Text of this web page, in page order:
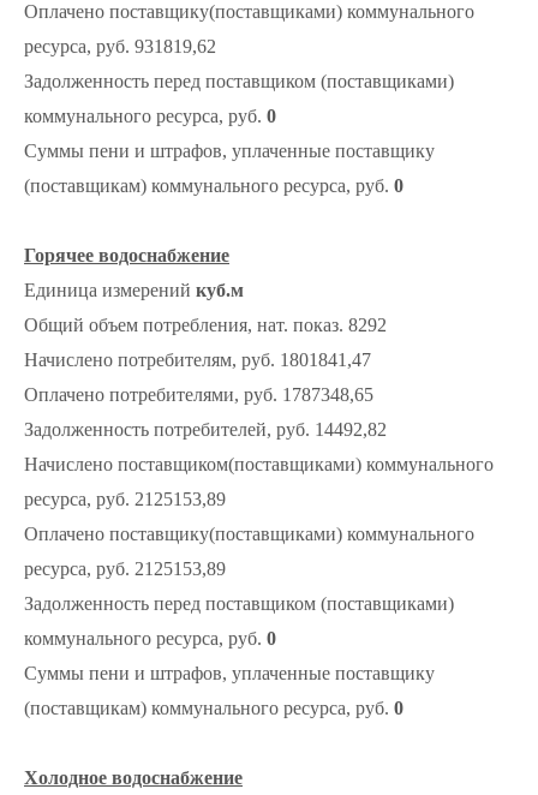
Оплачено поставщику(поставщиками) коммунального
ресурса, руб. 931819,62
Задолженность перед поставщиком (поставщиками)
коммунального ресурса, руб. 0
Суммы пени и штрафов, уплаченные поставщику
(поставщикам) коммунального ресурса, руб. 0
Горячее водоснабжение
Единица измерений куб.м
Общий объем потребления, нат. показ. 8292
Начислено потребителям, руб. 1801841,47
Оплачено потребителями, руб. 1787348,65
Задолженность потребителей, руб. 14492,82
Начислено поставщиком(поставщиками) коммунального
ресурса, руб. 2125153,89
Оплачено поставщику(поставщиками) коммунального
ресурса, руб. 2125153,89
Задолженность перед поставщиком (поставщиками)
коммунального ресурса, руб. 0
Суммы пени и штрафов, уплаченные поставщику
(поставщикам) коммунального ресурса, руб. 0
Холодное водоснабжение